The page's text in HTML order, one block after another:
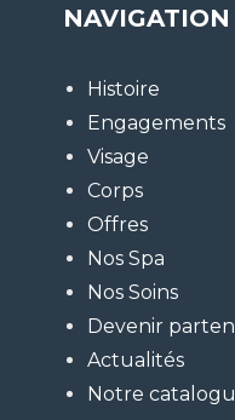
NAVIGATION
Histoire
Engagements
Visage
Corps
Offres
Nos Spa
Nos Soins
Devenir
Actualités
Notre